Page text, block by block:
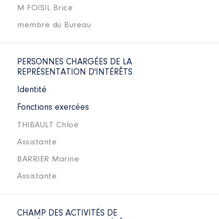
M FOISIL Brice
membre du Bureau
PERSONNES CHARGÉES DE LA
REPRÉSENTATION D'INTÉRÊTS
Identité
Fonctions exercées
THIBAULT Chloé
Assistante
BARRIER Marine
Assistante
CHAMP DES ACTIVITÉS DE